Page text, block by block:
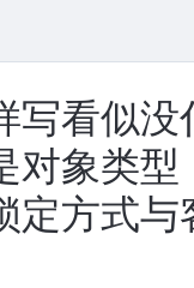
写看似
对象类
定方式